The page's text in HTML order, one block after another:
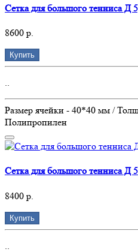
Сетка для большого тенниса Д
8600 р.
Купить
..
Размер ячейки - 40*40 мм /
Полипропилен
Сетка для большого тенниса Д
8400 р.
Купить